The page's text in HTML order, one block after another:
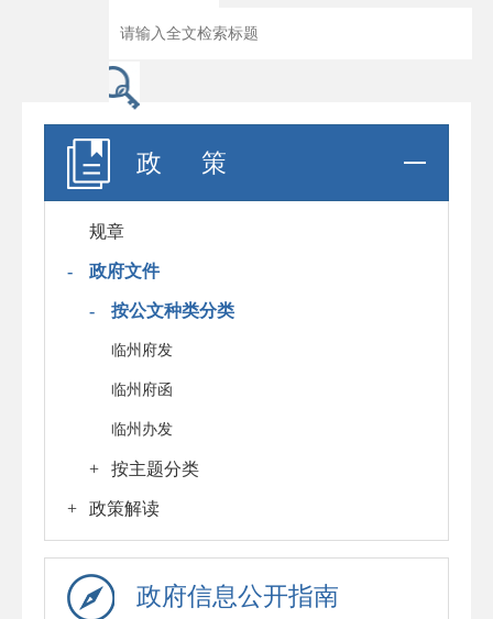
政 策
规章
- 政府文件
- 按公文种类分类
临州府发
临州府函
临州办发
+ 按主题分类
+ 政策解读
政府信息公开指南